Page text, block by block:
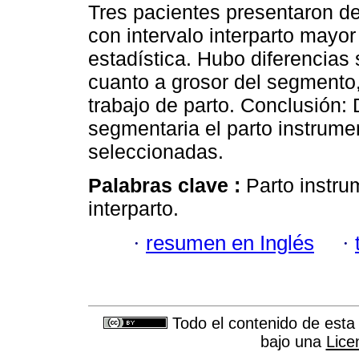
Tres pacientes presentaron
con intervalo interparto
estadística. Hubo
cuanto a grosor del
trabajo de parto. Conclusión:
segmentaria el parto
seleccionadas.
Palabras clave : Parto
interparto.
· resumen en Inglés ·
Todo el contenido de
bajo una